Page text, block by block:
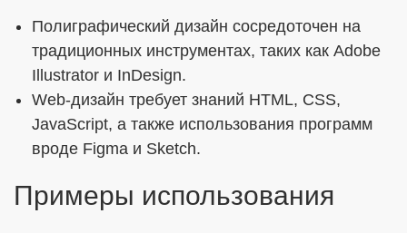
Полиграфический дизайн сосредоточен на
традиционных инструментах, таких как Adobe
Illustrator и InDesign.
Web-дизайн требует знаний HTML, CSS,
JavaScript, а также использования программ
вроде Figma и Sketch.
Примеры использования